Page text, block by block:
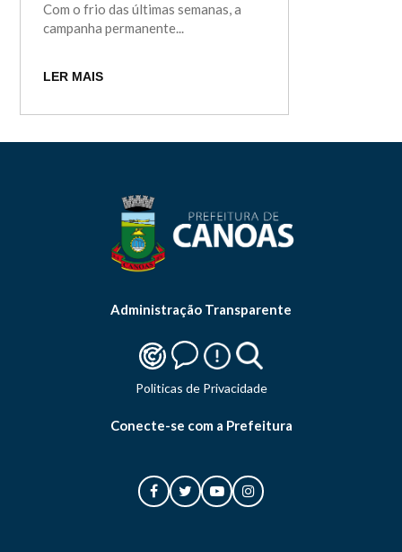
Com o frio das últimas semanas, a
campanha permanente...
LER MAIS
Administração Transparente
Politicas de Privacidade
Conecte-se com a Prefeitura